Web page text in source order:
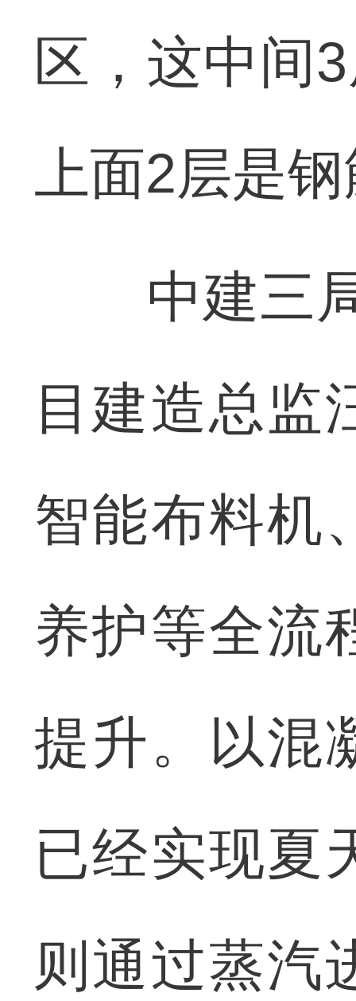
区，这中间
上面2层是
中建三局
目建造总监
智能布料机
养护等全流
提升。以混
已经实现夏
则通过蒸汽